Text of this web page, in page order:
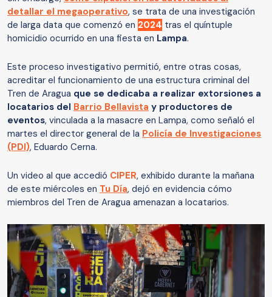
detallar el megaoperativo, se trata de una investigación
de larga data que comenzó en 2024 tras el quíntuple
homicidio ocurrido en una fiesta en Lampa.
Este proceso investigativo permitió, entre otras cosas,
acreditar el funcionamiento de una estructura criminal del
Tren de Aragua que se dedicaba a realizar extorsiones a
locatarios del Barrio Bellavista y productores de
eventos, vinculada a la masacre en Lampa, como señaló el
martes el director general de la Policía de Investigaciones
(PDI), Eduardo Cerna.
Un video al que accedió CIPER, exhibido durante la mañana
de este miércoles en Tu Día, dejó en evidencia cómo
miembros del Tren de Aragua amenazan a locatarios.